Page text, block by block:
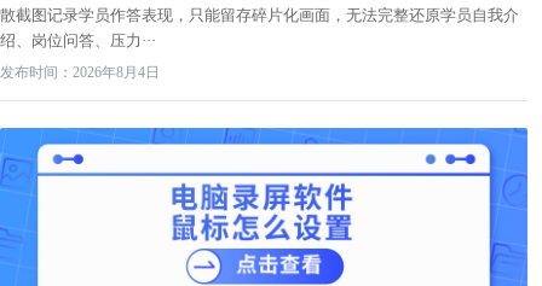
散截图记录学员作答表现，只能留存碎片化画面，无法完整还原学员自我介
绍、岗位问答、压力···
发布时间：2026年8月4日